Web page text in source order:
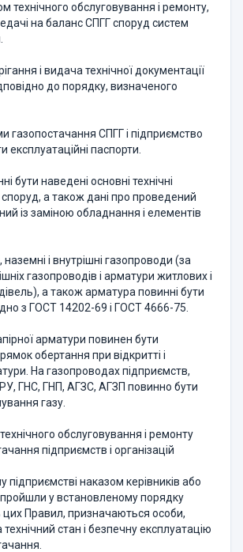
технічного обслуговування і ремонту,
на баланс СПГГ споруд систем
і видача технічної документації
до порядку, визначеного
газопостачання СПГГ і підприємство
експлуатаційні паспорти.
бути наведені основні технічні
а також дані про проведений
із заміною обладнання і елементів
і внутрішні газопроводи (за
газопроводів і арматури житлових і
а також арматура повинні бути
з ГОСТ 14202-69 і ГОСТ 4666-75.
арматури повинен бути
обертання при відкритті і
На газопроводах підприємств,
ГНС, ГНП, АГЗС, АГЗП повинно бути
газу.
обслуговування і ремонту
підприємств і організацій
підприємстві наказом керівників або
пройшли у встановленому порядку
цих Правил, призначаються особи,
технічний стан і безпечну експлуатацію